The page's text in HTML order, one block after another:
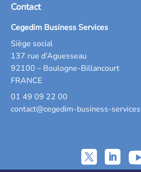
Contact
Cegedim Business Services
Siège social
137 rue d’Aguesseau
92100 – Boulogne-Billancourt
FRANCE
01 49 09 22 00
contact@cegedim-business-